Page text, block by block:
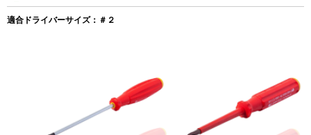
適合ドライバーサイズ：＃２